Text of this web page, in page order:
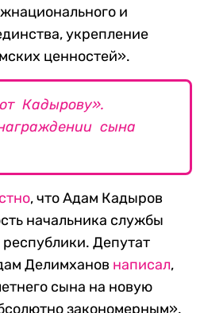
и
укрепление
ценностей».
Кадырову».
сына
, что Адам Кадыров
начальника службы
Депутат
Делимханов написал,
сына на новую
закономерным».